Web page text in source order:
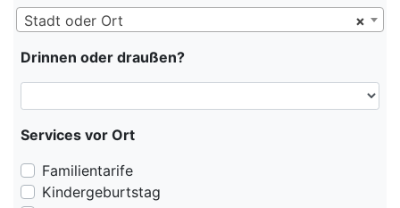
×
Stadt oder Ort
Drinnen oder draußen?
Services vor Ort
Familientarife
Kindergeburtstag